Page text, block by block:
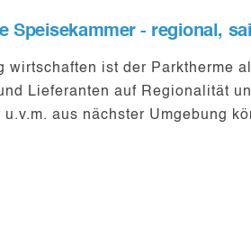
Speisekammer - regional,
wirtschaften ist der Parktherme
Lieferanten auf Regionalität
u.v.m. aus nächster Umgebung